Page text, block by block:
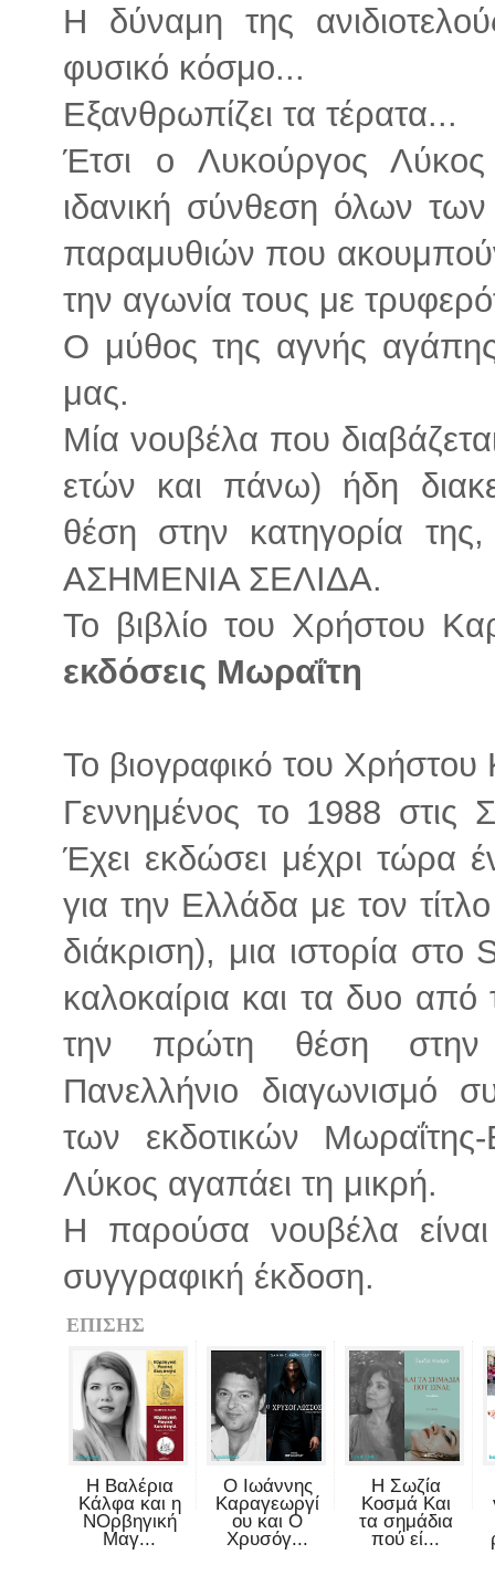
Η δύναμη της
φυσικό κόσμο...
Εξανθρωπίζει τα τέρατα...
Έτσι ο Λυκούργος
ιδανική σύνθεση όλων
παραμυθιών που
την αγωνία τους με
Ο μύθος της αγνής
μας.
Μία νουβέλα που
ετών και πάνω) ήδη
θέση στην κατηγορία
ΑΣΗΜΕΝΙΑ ΣΕΛΙΔΑ.
Το βιβλίο του Χρήστου
εκδόσεις Μωραΐτη
Το βιογραφικό του Χρήστου
Γεννημένος το 1988 στις
Έχει εκδώσει μέχρι τώρα
για την Ελλάδα με τον
διάκριση), μια ιστορία
καλοκαίρια και τα δυο
την πρώτη θέση στην
Πανελλήνιο διαγωνισμό
των εκδοτικών
Λύκος αγαπάει τη μικρή.
Η παρούσα νουβέλα
συγγραφική έκδοση.
ΕΠΙΣΗΣ
Η Βαλέρια
Κάλφα και η
ΝΟρβηγική
Μαγ...
Ο Ιωάννης
Καραγεωργί
ου και Ο
Χρυσόγ...
Η Σωζία
Κοσμά Και
τα σημάδια
πού εί...